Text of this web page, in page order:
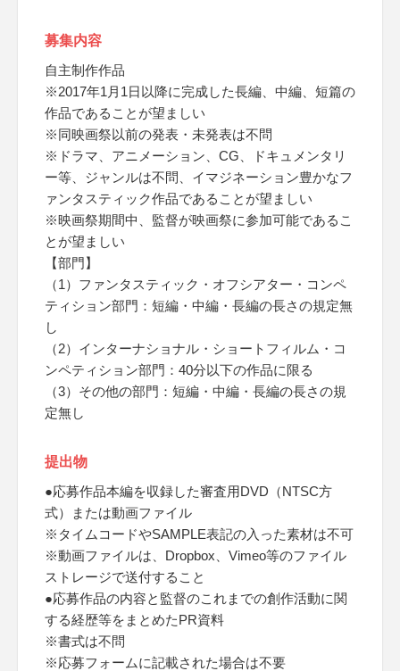
募集内容
自主制作作品
※2017年1月1日以降に完成した長編、中編、短篇の
作品であることが望ましい
※同映画祭以前の発表・未発表は不問
※ドラマ、アニメーション、CG、ドキュメンタリ
ー等、ジャンルは不問、イマジネーション豊かなフ
ァンタスティック作品であることが望ましい
※映画祭期間中、監督が映画祭に参加可能であるこ
とが望ましい
【部門】
（1）ファンタスティック・オフシアター・コンペ
ティション部門：短編・中編・長編の長さの規定無
し
（2）インターナショナル・ショートフィルム・コ
ンペティション部門：40分以下の作品に限る
（3）その他の部門：短編・中編・長編の長さの規
定無し
提出物
●応募作品本編を収録した審査用DVD（NTSC方
式）または動画ファイル
※タイムコードやSAMPLE表記の入った素材は不可
※動画ファイルは、Dropbox、Vimeo等のファイル
ストレージで送付すること
●応募作品の内容と監督のこれまでの創作活動に関
する経歴等をまとめたPR資料
※書式は不問
※応募フォームに記載された場合は不要